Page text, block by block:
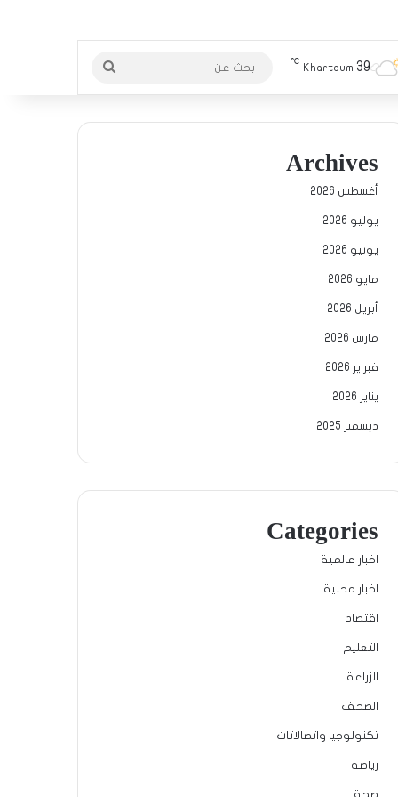
Khartoum 39
℃
Archives
أغسطس 2026
يوليو 2026
يونيو 2026
مايو 2026
أبريل 2026
مارس 2026
فبراير 2026
يناير 2026
ديسمبر 2025
Categories
اخبار عالمية
اخبار محلية
اقتصاد
التعليم
الزراعة
الصحف
تكنولوجيا واتصالاتات
رياضة
صحة